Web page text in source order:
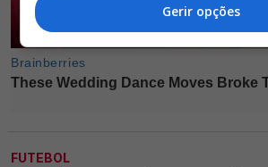
FUTEBOL
Gerir opções